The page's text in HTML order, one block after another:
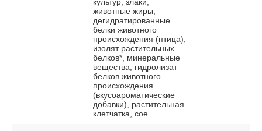
животные жиры,
дегидратированные
белки животного
происхождения (птица),
изолят растительных
белков*, минеральные
вещества, гидролизат
белков животного
происхождения
(вкусоароматические
добавки), растительная
клетчатка, сое